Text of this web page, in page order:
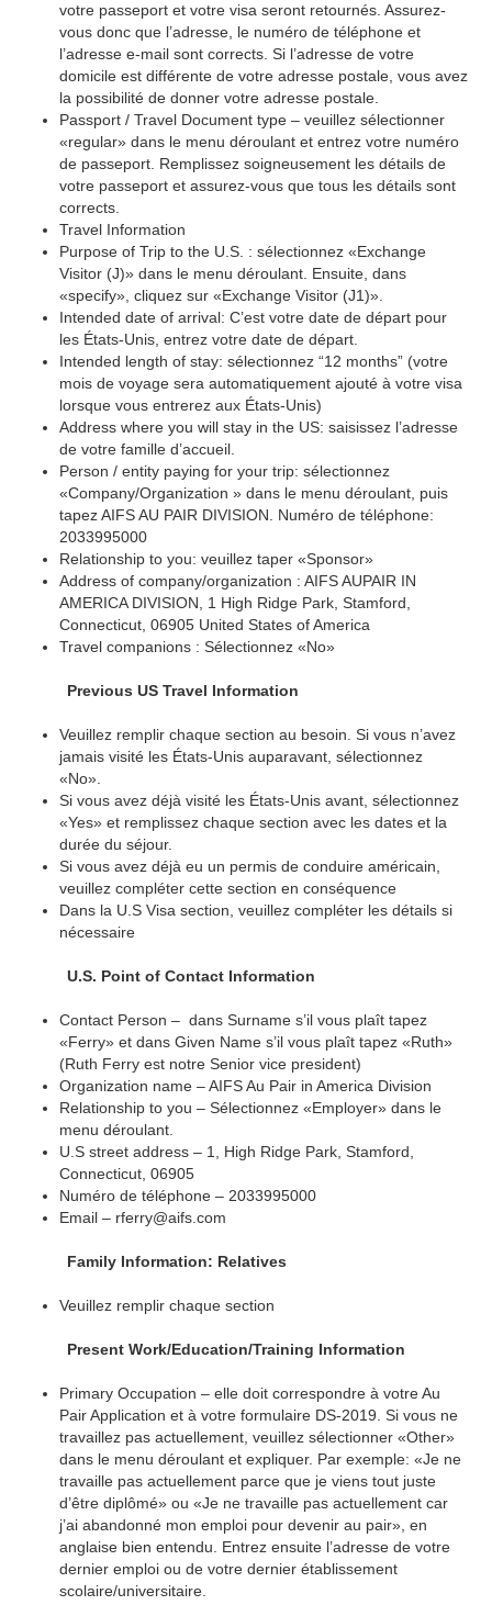
votre passeport et votre visa seront retournés. Assurez-
vous donc que l’adresse, le numéro de téléphone et
l’adresse e-mail sont corrects. Si l’adresse de votre
domicile est différente de votre adresse postale, vous avez
la possibilité de donner votre adresse postale.
Passport / Travel Document type – veuillez sélectionner
«regular» dans le menu déroulant et entrez votre numéro
de passeport. Remplissez soigneusement les détails de
votre passeport et assurez-vous que tous les détails sont
corrects.
Travel Information
Purpose of Trip to the U.S. : sélectionnez «Exchange
Visitor (J)» dans le menu déroulant. Ensuite, dans
«specify», cliquez sur «Exchange Visitor (J1)».
Intended date of arrival: C’est votre date de départ pour
les États-Unis, entrez votre date de départ.
Intended length of stay: sélectionnez “12 months” (votre
mois de voyage sera automatiquement ajouté à votre visa
lorsque vous entrerez aux États-Unis)
Address where you will stay in the US: saisissez l’adresse
de votre famille d’accueil.
Person / entity paying for your trip: sélectionnez
«Company/Organization » dans le menu déroulant, puis
tapez AIFS AU PAIR DIVISION. Numéro de téléphone:
2033995000
Relationship to you: veuillez taper «Sponsor»
Address of company/organization : AIFS AUPAIR IN
AMERICA DIVISION, 1 High Ridge Park, Stamford,
Connecticut, 06905 United States of America
Travel companions : Sélectionnez «No»
Previous US Travel Information
Veuillez remplir chaque section au besoin. Si vous n’avez
jamais visité les États-Unis auparavant, sélectionnez
«No».
Si vous avez déjà visité les États-Unis avant, sélectionnez
«Yes» et remplissez chaque section avec les dates et la
durée du séjour.
Si vous avez déjà eu un permis de conduire américain,
veuillez compléter cette section en conséquence
Dans la U.S Visa section, veuillez compléter les détails si
nécessaire
U.S. Point of Contact Information
Contact Person – dans Surname s’il vous plaît tapez
«Ferry» et dans Given Name s’il vous plaît tapez «Ruth»
(Ruth Ferry est notre Senior vice president)
Organization name – AIFS Au Pair in America Division
Relationship to you – Sélectionnez «Employer» dans le
menu déroulant.
U.S street address – 1, High Ridge Park, Stamford,
Connecticut, 06905
Numéro de téléphone – 2033995000
Email – rferry@aifs.com
Family Information: Relatives
Veuillez remplir chaque section
Present Work/Education/Training Information
Primary Occupation – elle doit correspondre à votre Au
Pair Application et à votre formulaire DS-2019. Si vous ne
travaillez pas actuellement, veuillez sélectionner «Other»
dans le menu déroulant et expliquer. Par exemple: «Je ne
travaille pas actuellement parce que je viens tout juste
d’être diplômé» ou «Je ne travaille pas actuellement car
j’ai abandonné mon emploi pour devenir au pair», en
anglaise bien entendu. Entrez ensuite l’adresse de votre
dernier emploi ou de votre dernier établissement
scolaire/universitaire.